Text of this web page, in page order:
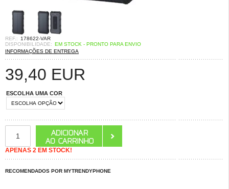
REF.:
178622-VAR
DISPONIBILIDADE: EM STOCK - PRONTO PARA ENVIO
INFORMAÇÕES DE ENTREGA
39,40 EUR
ESCOLHA UMA COR
APENAS 2 EM STOCK!
RECOMENDADOS POR MYTRENDYPHONE